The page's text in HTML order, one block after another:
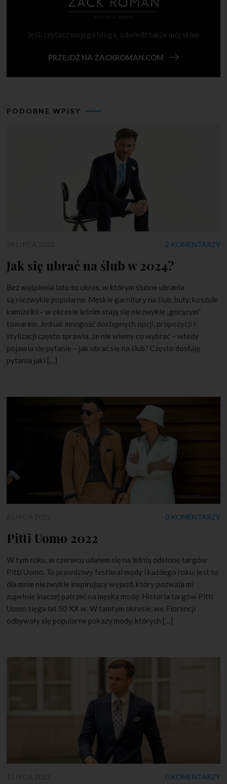
Jeśli czytasz mojego bloga, odwiedź także mój sklep
PRZEJDŹ NA ZACKROMAN.COM
PODOBNE WPISY
2 KOMENTARZY
Jak się ubrać na ślub w 2024?
Bez wątpienia lato to okres, w którym ślubne ubrania
są niezwykle popularne. Męskie garnitury na ślub, buty, koszule
kamizelki – w okresie letnim stają się niezwykle „gorącym”
towarem. Jednak mnogość dostępnych opcji, propozycji i
stylizacji często sprawia, że nie wiemy co wybrać – wtedy
pojawia się pytanie – jak ubrać się na ślub? Często dostaję
pytania jaki […]
0 KOMENTARZY
Pitti Uomo 2022
W tym roku, w czerwcu udałem się na letnią odsłonę targów
Pitti Uomo. To prawdziwy festiwal mody i każdego roku, jest to
dla mnie niezwykle inspirujący wyjazd, który pozwala mi
zupełnie inaczej patrzeć na męską modę. Historia targów Pitti
Uomo sięga lat 50 XX w. W tamtym okresie, we Florencji
odbywały się popularne pokazy mody, których […]
0 KOMENTARZY